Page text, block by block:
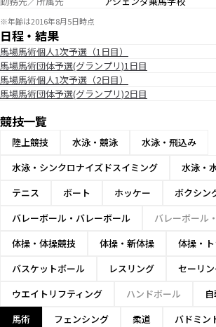
※年齢は2016年8月5日時点
日程・結果
馬場馬術個人1次予選（1日目）
馬場馬術団体予選(グランプリ)1日目
馬場馬術個人1次予選（2日目）
馬場馬術団体予選(グランプリ)2日目
競技一覧
陸上競技 水泳・競泳
水泳・飛込み
水泳・シンクロナイズドスイミング
水泳・
テニス
ボート ホッケー
ボクシン
バレーボール・バレーボール
バレーボール
体操・体操競技
体操・新体操
体操・
バスケットボール
レスリング
セーリ
ウエイトリフティング
ハンドボール
馬術
フェンシング 柔道
バドミン